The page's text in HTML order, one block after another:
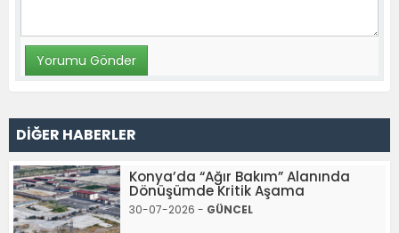
DİĞER HABERLER
Konya’da “Ağır Bakım” Alanında
Dönüşümde Kritik Aşama
30-07-2026 - GÜNCEL